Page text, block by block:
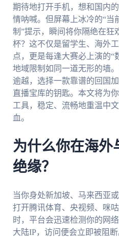
期待地打开手机，想和国内
情呐喊。但屏幕上冰冷的“当
制”提示，瞬间将你隔绝在狂
杯？这不仅是留学生、海外
点，更是每逢大赛必上演的“
地域限制如同一道无形的墙
逾越，选择一款靠谱的回国
直播宝库的钥匙。本文将为
工具，稳定、流畅地重温中
血。
为什么你在海外
绝缘？
当你身处新加坡、马来西亚
打开腾讯体育、央视频、咪
时，平台会迅速检测你的网
大陆IP，访问便会立即被阻